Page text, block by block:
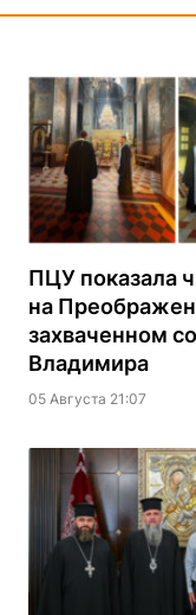
ПЦУ показала
на
захваченном
Владимира
05 Августа 21:07